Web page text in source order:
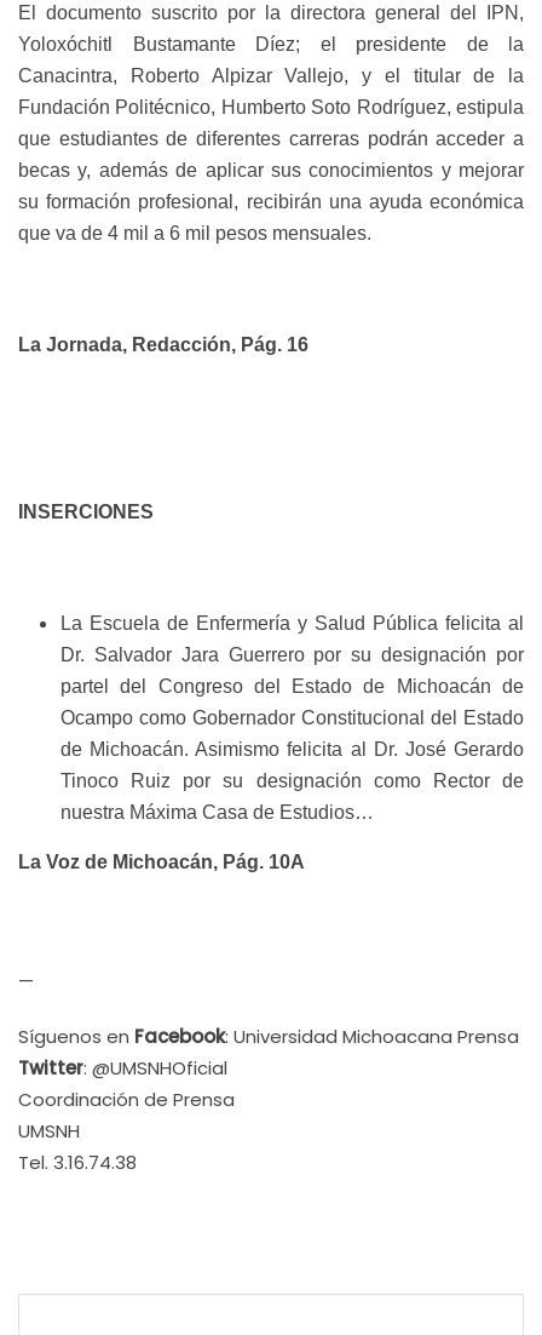
El documento suscrito por la directora general del IPN,
Yoloxóchitl Bustamante Díez; el presidente de la
Canacintra, Roberto Alpizar Vallejo, y el titular de la
Fundación Politécnico, Humberto Soto Rodríguez, estipula
que estudiantes de diferentes carreras podrán acceder a
becas y, además de aplicar sus conocimientos y mejorar
su formación profesional, recibirán una ayuda económica
que va de 4 mil a 6 mil pesos mensuales.
La Jornada, Redacción, Pág. 16
INSERCIONES
La Escuela de Enfermería y Salud Pública felicita al
Dr. Salvador Jara Guerrero por su designación por
partel del Congreso del Estado de Michoacán de
Ocampo como Gobernador Constitucional del Estado
de Michoacán. Asimismo felicita al Dr. José Gerardo
Tinoco Ruiz por su designación como Rector de
nuestra Máxima Casa de Estudios…
La Voz de Michoacán, Pág. 10A
—
Síguenos en Facebook: Universidad Michoacana Prensa
Twitter: @UMSNHOficial
Coordinación de Prensa
UMSNH
Tel. 3.16.74.38